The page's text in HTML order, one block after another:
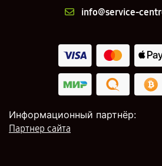
info@service-
Информационный партнёр:
Партнер сайта